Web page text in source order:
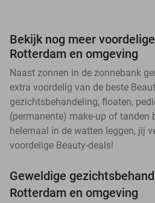
Bekijk nog meer
Rotterdam en omgeving
Naast zonnen in de zonnebank
extra voordelig van de beste
gezichtsbehandeling, floaten,
(permanente) make-up of tanden
helemaal in de watten leggen, jij
voordelige Beauty-deals!
Geweldige
Rotterdam en omgeving